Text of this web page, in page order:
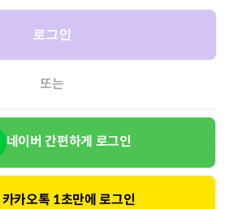
로그인
또는
네이버 간편하게 로그인
카카오톡 1초만에 로그인